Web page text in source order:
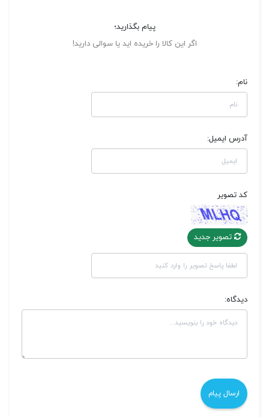
پیام بگذارید؛
اگر این کالا را خریده اید یا سوالی دارید!
نام:
آدرس ایمیل:
کد تصویر
تصویر جدید
دیدگاه: